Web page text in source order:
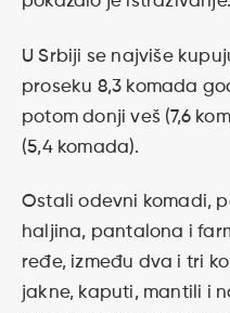
U Srbiji se najviše
proseku 8,3 komada
potom donji veš (7,6
(5,4 komada).
Ostali odevni komadi,
haljina, pantalona i
ređe, između dva i tri
jakne, kaputi, mantili i